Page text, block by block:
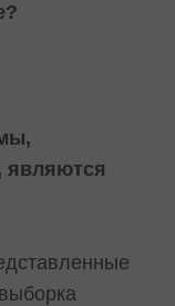
являются